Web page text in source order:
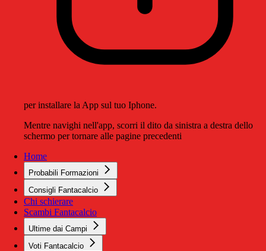
per installare la App sul tuo Iphone.
Mentre navighi nell'app, scorri il dito da sinistra a destra dello
schermo per tornare alle pagine precedenti
Home
Probabili Formazioni
Consigli Fantacalcio
Chi schierare
Scambi Fantacalcio
Ultime dai Campi
Voti Fantacalcio